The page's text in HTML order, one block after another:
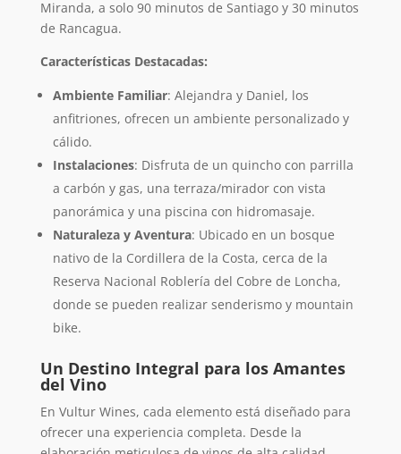
Miranda, a solo 90 minutos de Santiago y 30 minutos
de Rancagua.
Características Destacadas:
Ambiente Familiar: Alejandra y Daniel, los
anfitriones, ofrecen un ambiente personalizado y
cálido.
Instalaciones: Disfruta de un quincho con parrilla
a carbón y gas, una terraza/mirador con vista
panorámica y una piscina con hidromasaje.
Naturaleza y Aventura: Ubicado en un bosque
nativo de la Cordillera de la Costa, cerca de la
Reserva Nacional Roblería del Cobre de Loncha,
donde se pueden realizar senderismo y mountain
bike.
Un Destino Integral para los Amantes
del Vino
En Vultur Wines, cada elemento está diseñado para
ofrecer una experiencia completa. Desde la